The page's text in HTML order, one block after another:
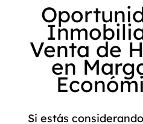
Venta de
en
Si estás